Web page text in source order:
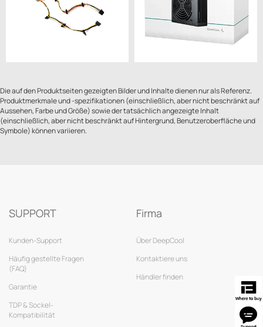
Die auf den Produktseiten gezeigten Bilder und Inhalte dienen nur als Referenz.
Produktmerkmale und -spezifikationen (einschließlich, aber nicht beschränkt auf
Aussehen, Farbe und Größe) sowie der tatsächlich angezeigte Inhalt
(einschließlich, aber nicht beschränkt auf Hintergrund, Benutzeroberfläche und
Symbole) können variieren.
SUPPORT
Kunden-Support
Häufig gestellte Fragen
(FAQ)
Garantie
TDP & Sockel-
Kompatibilität
Firma
Über DeepCool
Kontaktiere uns
Händler finden